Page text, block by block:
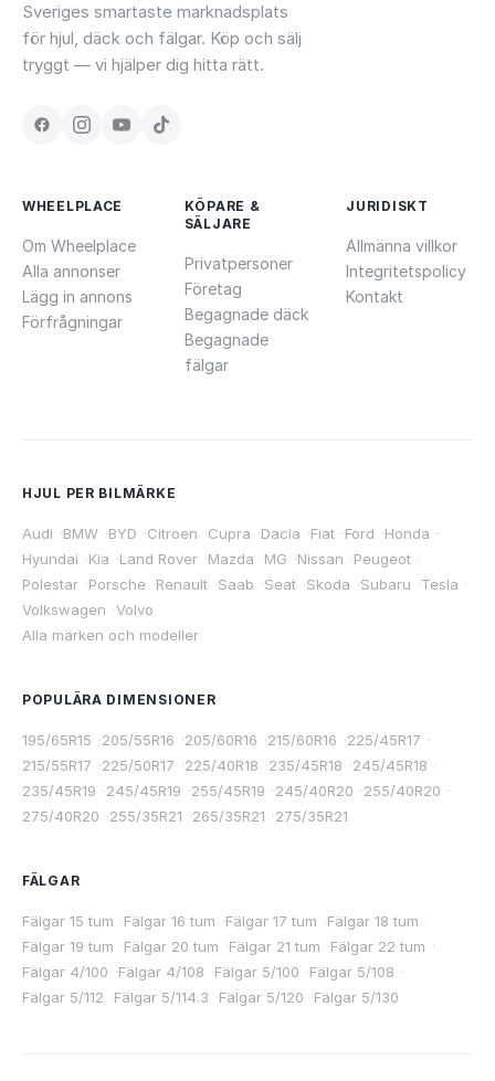
Sveriges smartaste marknadsplats
för hjul, däck och fälgar. Köp och sälj
tryggt — vi hjälper dig hitta rätt.
WHEELPLACE
Om Wheelplace
Alla annonser
Lägg in annons
Förfrågningar
KÖPARE &
SÄLJARE
Privatpersoner
Företag
Begagnade däck
Begagnade
fälgar
JURIDISKT
Allmänna villkor
Integritetspolicy
Kontakt
HJUL PER BILMÄRKE
Audi ·BMW ·BYD ·Citroen ·Cupra ·Dacia ·Fiat ·Ford ·Honda ·
Hyundai ·Kia ·Land Rover ·Mazda ·MG ·Nissan ·Peugeot ·
Polestar ·Porsche ·Renault ·Saab ·Seat ·Skoda ·Subaru ·Tesla ·
Volkswagen ·Volvo
Alla märken och modeller
POPULÄRA DIMENSIONER
195/65R15 ·205/55R16 ·205/60R16 ·215/60R16 ·225/45R17 ·
215/55R17 ·225/50R17 ·225/40R18 ·235/45R18 ·245/45R18 ·
235/45R19 ·245/45R19 ·255/45R19 ·245/40R20 ·255/40R20 ·
275/40R20 ·255/35R21 ·265/35R21 ·275/35R21
FÄLGAR
Fälgar 15 tum ·Fälgar 16 tum ·Fälgar 17 tum ·Fälgar 18 tum ·
Fälgar 19 tum ·Fälgar 20 tum ·Fälgar 21 tum ·Fälgar 22 tum ·
Fälgar 4/100 ·Fälgar 4/108 ·Fälgar 5/100 ·Fälgar 5/108 ·
Fälgar 5/112 ·Fälgar 5/114.3 ·Fälgar 5/120 ·Fälgar 5/130